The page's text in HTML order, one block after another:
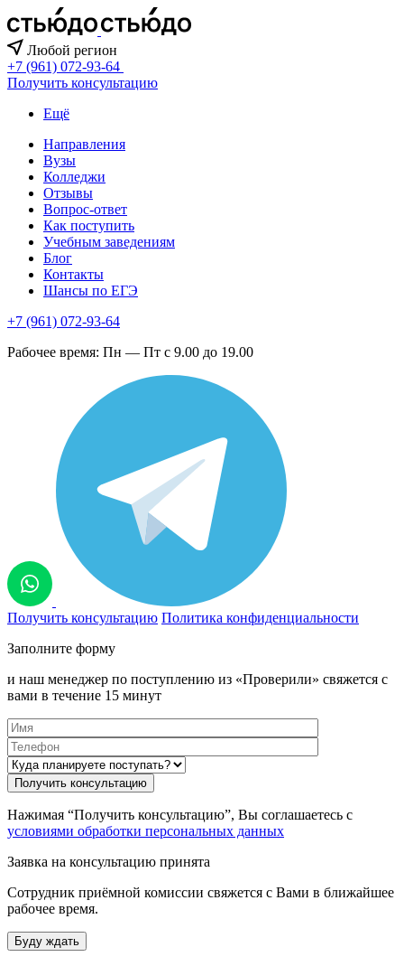
Любой регион
+7 (961) 072-93-64
Получить консультацию
Ещё
Направления
Вузы
Колледжи
Отзывы
Вопрос-ответ
Как поступить
Учебным заведениям
Блог
Контакты
Шансы по ЕГЭ
+7 (961) 072-93-64
Рабочее время: Пн — Пт с 9.00 до 19.00
Получить консультацию Политика конфиденциальности
Заполните форму
и наш менеджер по поступлению из «Проверили» свяжется с
вами в течение 15 минут
Нажимая “Получить консультацию”, Вы соглашаетесь с
условиями обработки персональных данных
Заявка на консультацию принята
Сотрудник приёмной комиссии свяжется с Вами в ближайшее
рабочее время.
Буду ждать